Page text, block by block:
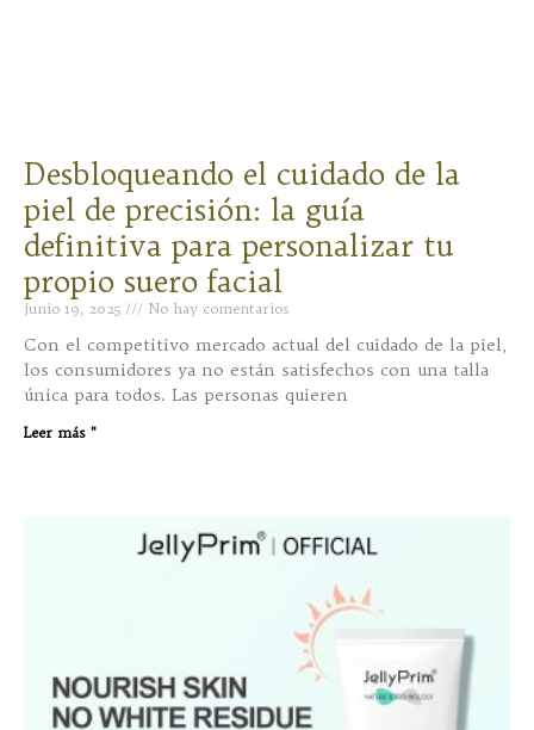
Desbloqueando el cuidado de la
piel de precisión: la guía
definitiva para personalizar tu
propio suero facial
junio 19, 2025 No hay comentarios
Con el competitivo mercado actual del cuidado de la piel,
los consumidores ya no están satisfechos con una talla
única para todos. Las personas quieren
Leer más "